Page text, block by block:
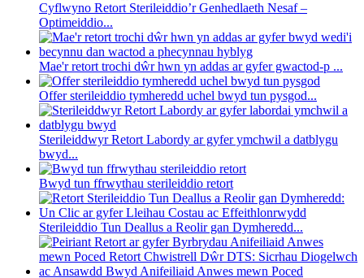
Cyflwyno Retort Sterileiddio’r Genhedlaeth Nesaf –
Optimeiddio...
Mae'r retort trochi dŵr hwn yn addas ar gyfer gwactod-p ...
Offer sterileiddio tymheredd uchel bwyd tun pysgod...
Sterileiddwyr Retort Labordy ar gyfer ymchwil a datblygu
bwyd...
Bwyd tun ffrwythau sterileiddio retort
Sterileiddio Tun Deallus a Reolir gan Dymheredd...